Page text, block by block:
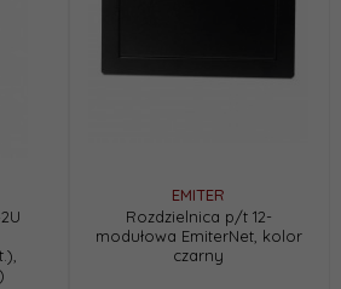
EMITER
Rozdzielnica p/t 12-
modułowa EmiterNet, kolor
czarny